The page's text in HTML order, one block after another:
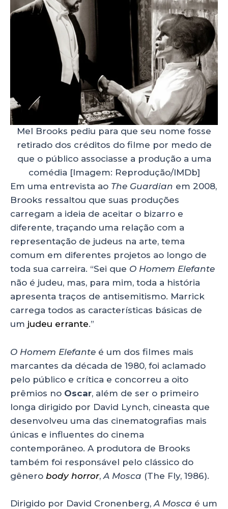
Mel Brooks pediu para que seu nome fosse
retirado dos créditos do filme por medo de
que o público associasse a produção a uma
comédia [Imagem: Reprodução/IMDb]
Em uma entrevista ao The Guardian em 2008,
Brooks ressaltou que suas produções
carregam a ideia de aceitar o bizarro e
diferente, traçando uma relação com a
representação de judeus na arte, tema
comum em diferentes projetos ao longo de
toda sua carreira. “Sei que O Homem Elefante
não é judeu, mas, para mim, toda a história
apresenta traços de antisemitismo. Marrick
carrega todos as características básicas de
um judeu errante.”
O Homem Elefante é um dos filmes mais
marcantes da década de 1980, foi aclamado
pelo público e crítica e concorreu a oito
prêmios no Oscar, além de ser o primeiro
longa dirigido por David Lynch, cineasta que
desenvolveu uma das cinematografias mais
únicas e influentes do cinema
contemporâneo. A produtora de Brooks
também foi responsável pelo clássico do
gênero body horror, A Mosca (The Fly, 1986).
Dirigido por David Cronenberg, A Mosca é um